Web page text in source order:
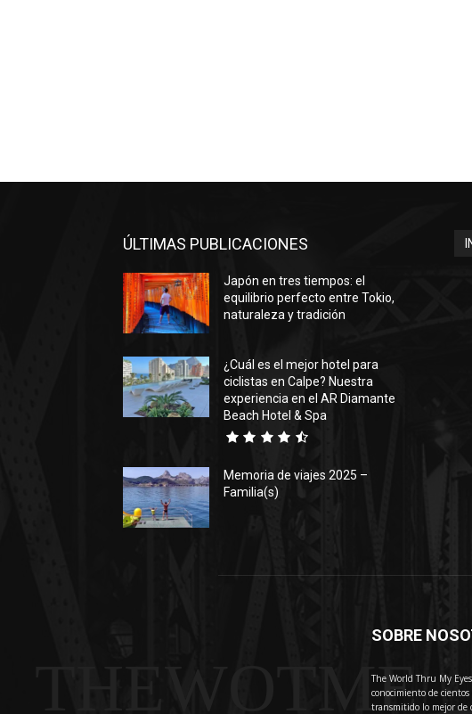
ÚLTIMAS PUBLICACIONES
Japón en tres tiempos: el
equilibrio perfecto entre Tokio,
naturaleza y tradición
¿Cuál es el mejor hotel para
ciclistas en Calpe? Nuestra
experiencia en el AR Diamante
Beach Hotel & Spa
Memoria de viajes 2025 –
Familia(s)
THEWOTME
SOBRE
The World Thru My
conocimiento de
transmitido lo mejor de